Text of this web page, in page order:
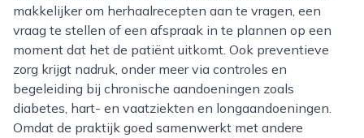
makkelijker om herhaalrecepten aan te vragen, een
vraag te stellen of een afspraak in te plannen op een
moment dat het de patiënt uitkomt. Ook preventieve
zorg krijgt nadruk, onder meer via controles en
begeleiding bij chronische aandoeningen zoals
diabetes, hart- en vaatziekten en longaandoeningen.
Omdat de praktijk goed samenwerkt met andere